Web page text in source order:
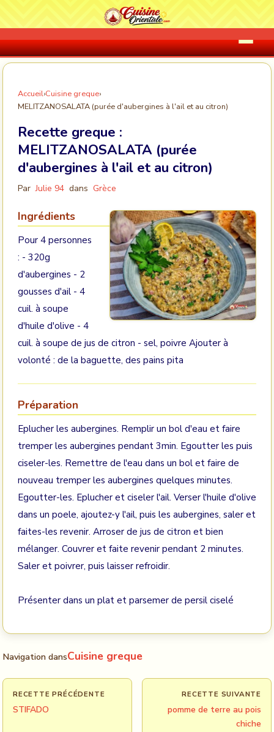
Accueil›Cuisine greque›
MELITZANOSALATA (purée d'aubergines à l'ail et au citron)
Recette greque :
MELITZANOSALATA (purée
d'aubergines à l'ail et au citron)
Par Julie 94 dans Grèce
Ingrédients
Pour 4 personnes
: - 320g
d'aubergines - 2
gousses d'ail - 4
cuil. à soupe
d'huile d'olive - 4
cuil. à soupe de jus de citron - sel, poivre Ajouter à
volonté : de la baguette, des pains pita
Préparation
Eplucher les aubergines. Remplir un bol d'eau et faire
tremper les aubergines pendant 3min. Egoutter les puis
ciseler-les. Remettre de l'eau dans un bol et faire de
nouveau tremper les aubergines quelques minutes.
Egoutter-les. Eplucher et ciseler l'ail. Verser l'huile d'olive
dans un poele, ajoutez-y l'ail, puis les aubergines, saler et
faites-les revenir. Arroser de jus de citron et bien
mélanger. Couvrer et faite revenir pendant 2 minutes.
Saler et poivrer, puis laisser refroidir.
Présenter dans un plat et parsemer de persil ciselé
Navigation dansCuisine greque
RECETTE PRÉCÉDENTE
STIFADO
RECETTE SUIVANTE
pomme de terre au pois
chiche